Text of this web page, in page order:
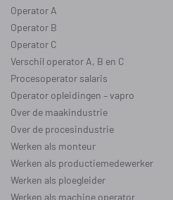
Operator A
Operator B
Operator C
Verschil operator A, B en C
Procesoperator salaris
Operator opleidingen –vapro
Over de maakindustrie
Over de procesindustrie
Werken als monteur
Werken als productiemedewerker
Werken als ploegleider
Werken als machine operator